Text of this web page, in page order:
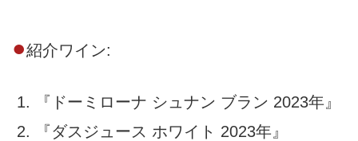
●紹介ワイン:
『ドーミローナ シュナン ブラン 2023年』
『ダスジュース ホワイト 2023年』